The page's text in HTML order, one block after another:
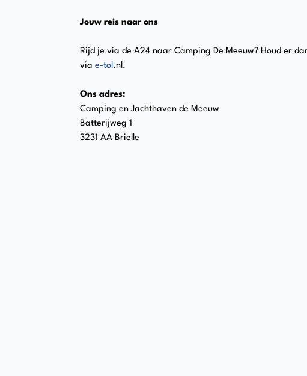
Jouw reis naar ons
Rijd je via de A24 naar Camping De Meeuw? Houd er
via e-tol.nl.
Ons adres:
Camping en Jachthaven de Meeuw
Batterijweg 1
3231 AA Brielle